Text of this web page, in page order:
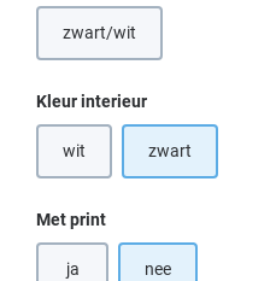
zwart/wit(Deze optie is momenteel
Selecteer
Kleur interieur
wit(Deze optie is momenteel niet
zwart
Selecteer
Met print
ja nee